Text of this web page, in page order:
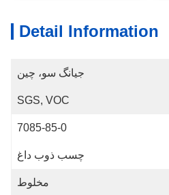
Detail Information
جیانگ سو، چین
SGS, VOC
7085-85-0
چسب ذوب داغ
مخلوط